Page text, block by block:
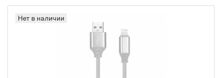
Нет в наличии